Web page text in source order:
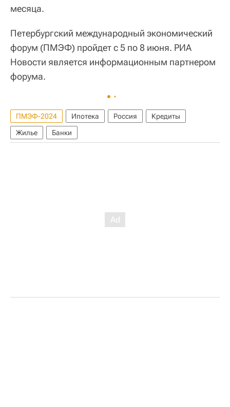
месяца.
Петербургский международный экономический
форум (ПМЭФ) пройдет с 5 по 8 июня. РИА
Новости является информационным партнером
форума.
ПМЭФ-2024 Ипотека Россия
Кредиты
Жилье
Банки